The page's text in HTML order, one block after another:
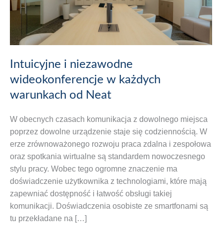
Intuicyjne i niezawodne
wideokonferencje w każdych
warunkach od Neat
W obecnych czasach komunikacja z dowolnego miejsca
poprzez dowolne urządzenie staje się codziennością. W
erze zrównoważonego rozwoju praca zdalna i zespołowa
oraz spotkania wirtualne są standardem nowoczesnego
stylu pracy. Wobec tego ogromne znaczenie ma
doświadczenie użytkownika z technologiami, które mają
zapewniać dostępność i łatwość obsługi takiej
komunikacji. Doświadczenia osobiste ze smartfonami są
tu przekładane na […]